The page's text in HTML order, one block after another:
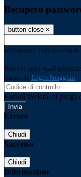
Recupero
button close ×
all'indirizzo indicato con le
Non hai una e-mail
tramite la Login Spaggiari
E-mail inviata, si prega
Errore
Chiudi
Successo
Chiudi
Informazione